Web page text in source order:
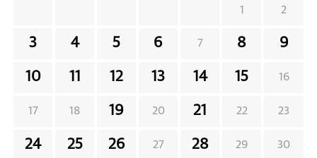
1 2
3 4 5 6 7 8 9
10 11 12 13 14 15 16
17 18 19 20 21 22 23
24 25 26 27 28 29 30